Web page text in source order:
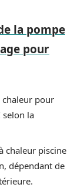
la pompe
pour
chaleur pour
selon la
chaleur piscine
dépendant de